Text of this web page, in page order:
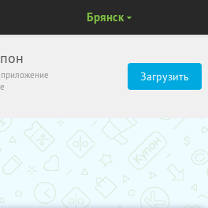
Загрузить
Брянск